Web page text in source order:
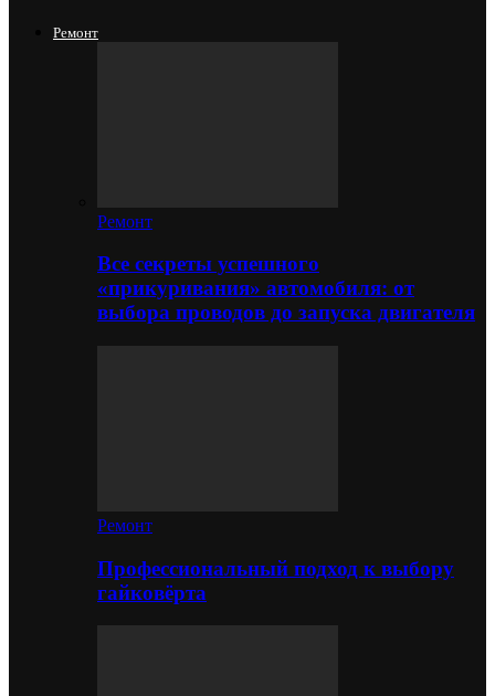
Ремонт
Ремонт
Все секреты успешного
«прикуривания» автомобиля: от
выбора проводов до запуска двигателя
Ремонт
Профессиональный подход к выбору
гайковёрта